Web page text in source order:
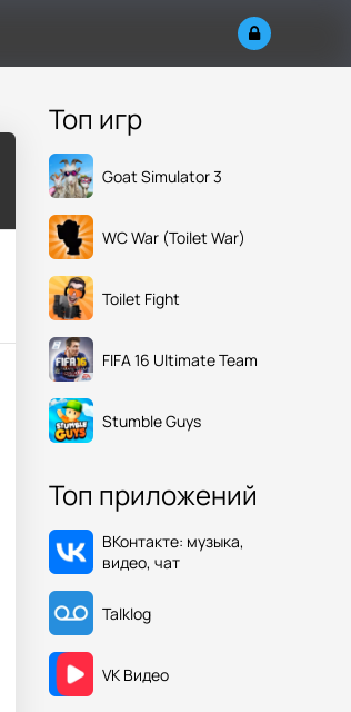
Топ игр
Goat Simulator 3
WC War (Toilet War)
Toilet Fight
FIFA 16 Ultimate Team
Stumble Guys
Топ приложений
ВКонтакте: музыка,
видео, чат
Talklog
VK Видео